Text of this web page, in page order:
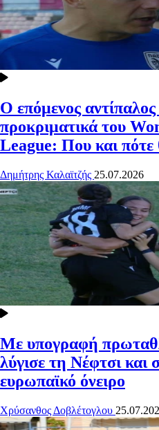
Ο επόμενος
προκριματικά του
League: Που και πότε
Δημήτρης Καλαϊτζής 25.07.2026
Με υπογραφή
λύγισε τη Νέφτσι και
ευρωπαϊκό όνειρο
Χρύσανθος Δοβλέτογλου